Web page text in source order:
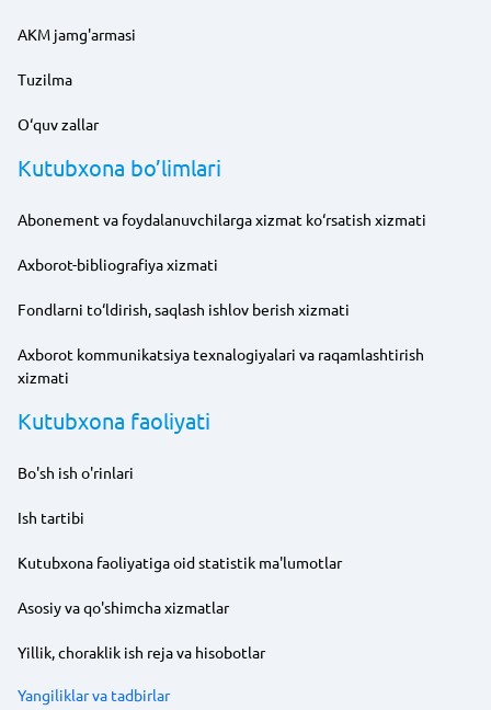
AKM jamg'armasi
Tuzilma
O‘quv zallar
Kutubxona bo’limlari
Abonement va foydalanuvchilarga xizmat ko‘rsatish xizmati
Axborot-bibliografiya xizmati
Fondlarni to‘ldirish, saqlash ishlov berish xizmati
Axborot kommunikatsiya texnalogiyalari va raqamlashtirish
xizmati
Kutubxona faoliyati
Bo'sh ish o'rinlari
Ish tartibi
Kutubxona faoliyatiga oid statistik ma'lumotlar
Asosiy va qo'shimcha xizmatlar
Yillik, choraklik ish reja va hisobotlar
Yangiliklar va tadbirlar